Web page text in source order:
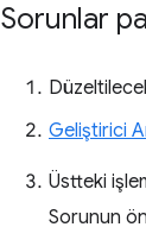
Sorunlar
Geliştirici
Üstteki
Sorunun